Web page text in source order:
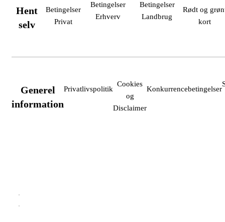
Hent
selv
Betingelser
Privat
Betingelser
Erhverv
Betingelser
Landbrug
Rødt og
kort
Generel
information
Privatlivspolitik
Cookies
og
Disclaimer
Konkurrencebetingelser